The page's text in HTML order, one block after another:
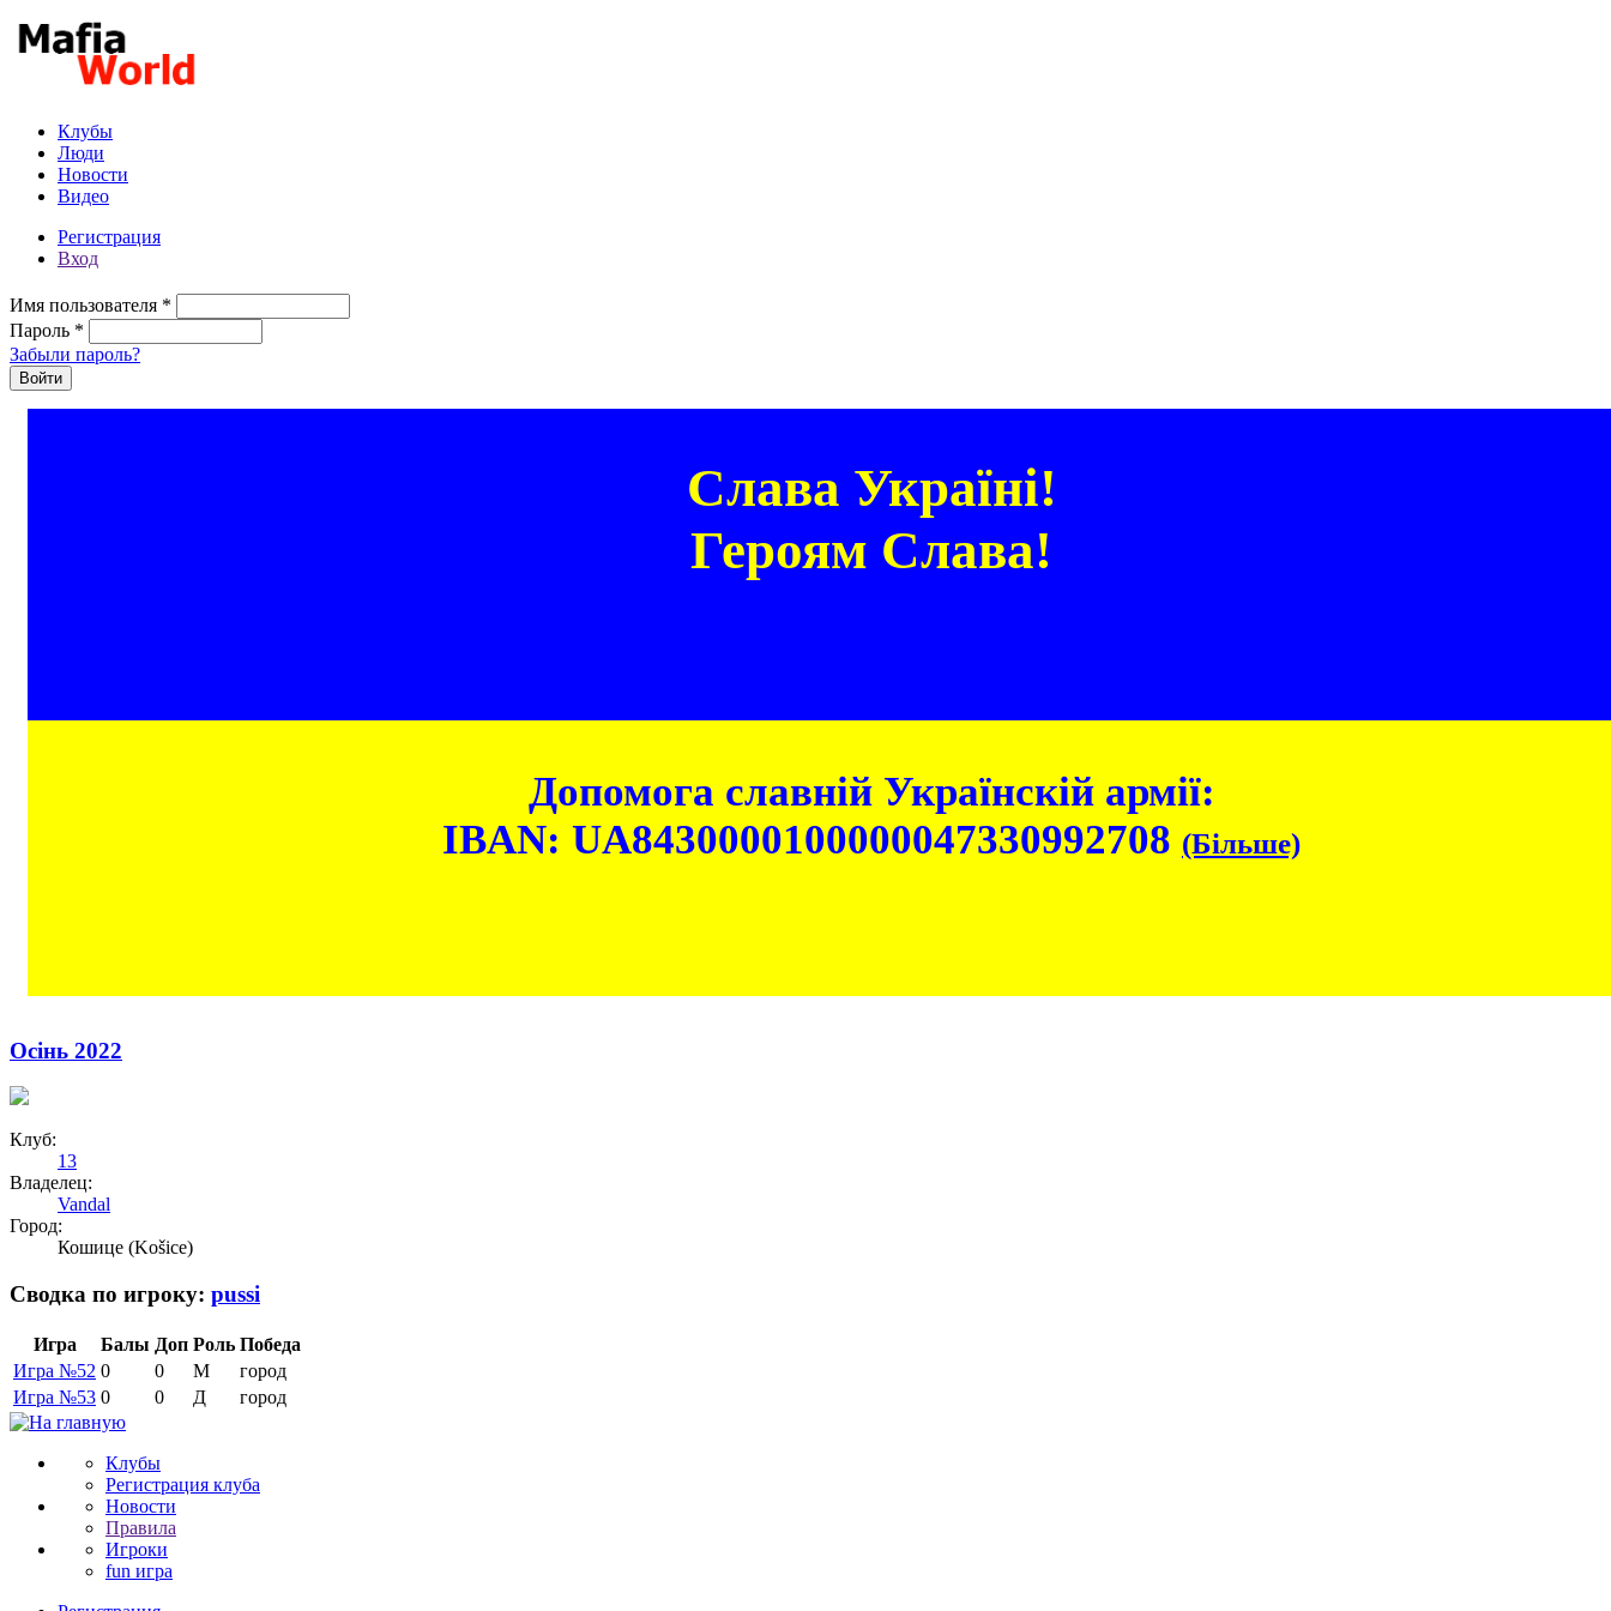
Перейти к основному содержанию
Клубы
Люди
Новости
Видео
Регистрация
Вход
Имя пользователя *
Пароль *
Забыли пароль?
Слава Україні!
Героям Слава!
Допомога славній Українскій армії:
IBAN: UA8430000100000047330992708 (Більше)
Осінь 2022
Клуб:
13
Владелец:
Vandal
Город:
Кошице (Košice)
Сводка по игроку: pussi
Игра Балы Доп Роль Победа
Игра №52 0 0 М
город
Игра №53 0 0 Д город
Клубы
Регистрация клуба
Новости
Правила
Игроки
fun игра